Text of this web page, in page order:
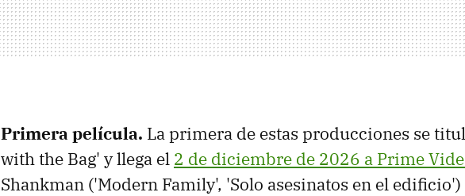
Primera película. La primera de estas producciones se
with the Bag' y llega el 2 de diciembre de 2026 a Prime
Shankman ('Modern Family', 'Solo asesinatos en el